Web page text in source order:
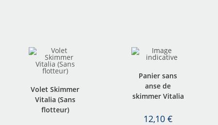
Volet Skimmer
Vitalia (Sans
flotteur)
Panier sans
anse de
skimmer Vitalia
12,10 €